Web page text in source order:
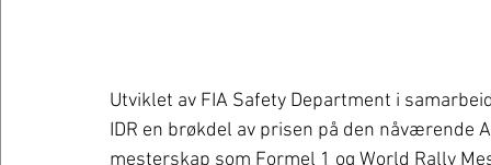
Utviklet av FIA Safety Department i
IDR en brøkdel av prisen på den nåværende
mesterskap som Formel 1 og World Rally